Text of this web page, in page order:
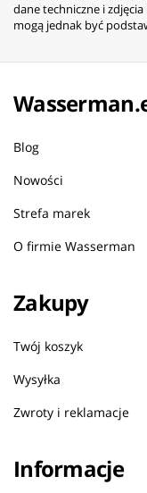
dane techniczne i
mogą jednak być
Blog
Nowości
Strefa marek
O firmie Wasserman
Zakupy
Twój koszyk
Wysyłka
Zwroty i reklamacje
Informacje